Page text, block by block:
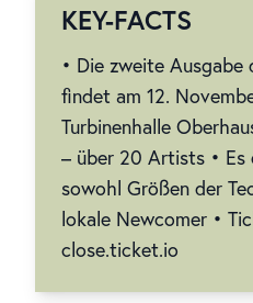
KEY-FACTS
• Die zweite Ausgabe
findet am 12.
Turbinenhalle
– über 20 Artists • Es
sowohl Größen der
lokale Newcomer •
close.ticket.io